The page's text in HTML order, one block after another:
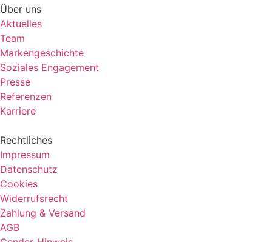
Über uns
Aktuelles
Team
Markengeschichte
Soziales Engagement
Presse
Referenzen
Karriere
Rechtliches
Impressum
Datenschutz
Cookies
Widerrufsrecht
Zahlung & Versand
AGB